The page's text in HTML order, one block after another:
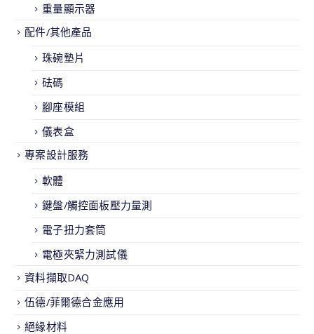
重量顯示器
配件/其他產品
珠碗墊片
砝碼
腳座模組
儀表盒
專案設計服務
軟體
鍵盤/觸控面板壓力量測
電子扭力套筒
電極夾緊力測試儀
資料擷取DAQ
伍德/菲爾德合金應用
絕緣材料